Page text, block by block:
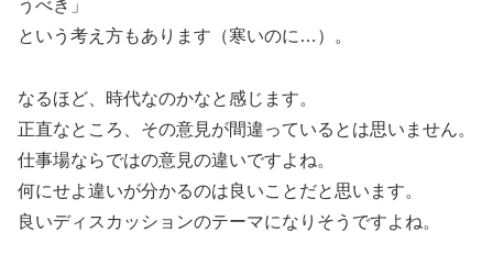
うべき」
という考え方もあります（寒いのに…）。
なるほど、時代なのかなと感じます。
正直なところ、その意見が間違っているとは思いません。
仕事場ならではの意見の違いですよね。
何にせよ違いが分かるのは良いことだと思います。
良いディスカッションのテーマになりそうですよね。